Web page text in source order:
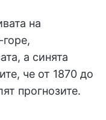
на
а синята
че от 1870 до
прогнозите.